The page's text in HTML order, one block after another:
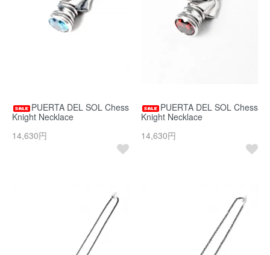
PUERTA DEL SOL Chess
Knight Necklace
14,630円
PUERTA DEL SOL Chess
Knight Necklace
14,630円